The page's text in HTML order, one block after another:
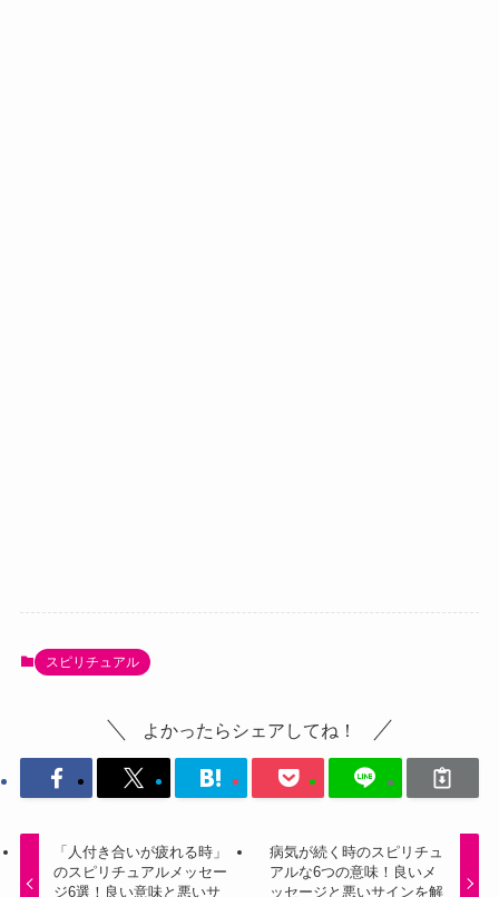
スピリチュアル
よかったらシェアしてね！
「人付き合いが疲れる時」
のスピリチュアルメッセー
ジ6選！良い意味と悪いサ
病気が続く時のスピリチュ
アルな6つの意味！良いメ
ッセージと悪いサインを解